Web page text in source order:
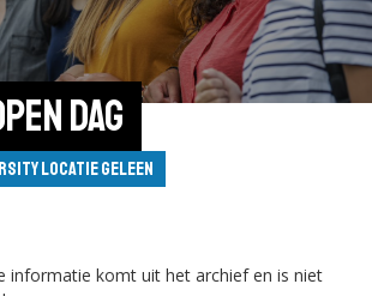
Dag
locatie Geleen
informatie komt uit het archief en is niet